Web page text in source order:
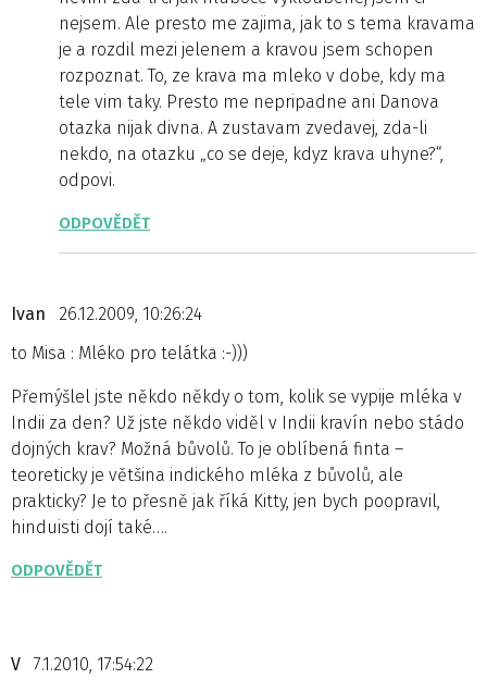
nejsem. Ale presto me zajima, jak to s tema kravama
je a rozdil mezi jelenem a kravou jsem schopen
rozpoznat. To, ze krava ma mleko v dobe, kdy ma
tele vim taky. Presto me nepripadne ani Danova
otazka nijak divna. A zustavam zvedavej, zda-li
nekdo, na otazku „co se deje, kdyz krava uhyne?“,
odpovi.
ODPOVĚDĚT
Ivan
26.12.2009, 10:26:24
to Misa : Mléko pro telátka :-)))
Přemýšlel jste někdo někdy o tom, kolik se vypije mléka v
Indii za den? Už jste někdo viděl v Indii kravín nebo stádo
dojných krav? Možná bůvolů. To je oblíbená finta –
teoreticky je většina indického mléka z bůvolů, ale
prakticky? Je to přesně jak říká Kitty, jen bych poopravil,
hinduisti dojí také….
ODPOVĚDĚT
V
7.1.2010, 17:54:22